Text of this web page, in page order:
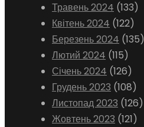
Травень 2024 (133)
Квітень 2024 (122)
Березень 2024 (135)
Лютий 2024 (115)
Січень 2024 (126)
Грудень 2023 (108)
Листопад 2023 (126)
Жовтень 2023 (121)